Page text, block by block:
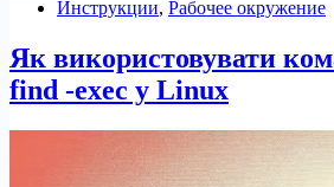
Инструкции, Рабочее окружение
Як використовувати
find -exec у Linux